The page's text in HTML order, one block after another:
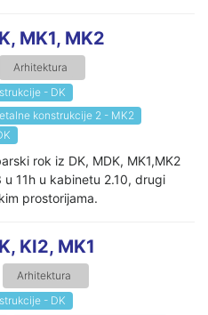
MK1, MK2
Arhitektura
- DK
konstrukcije 2 - MK2
rok iz DK, MDK, MK1,MK2
11h u kabinetu 2.10, drugi
prostorijama.
KI2, MK1
Arhitektura
- DK